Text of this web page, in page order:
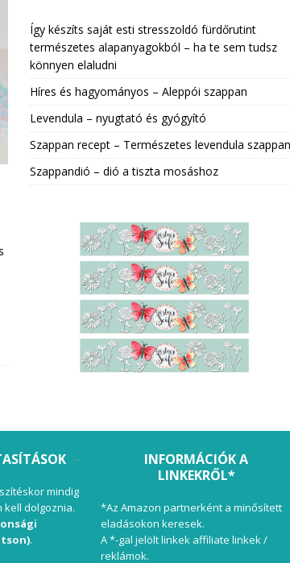
Így készíts saját esti stresszoldó fürdőrutint
természetes alapanyagokból – ha te sem tudsz
könnyen elaludni
Híres és hagyományos – Aleppói szappan
Levendula – nyugtató és gyógyító
Szappan recept – Természetes levendula szappan
Szappandió – dió a tiszta mosáshoz
mindig
dolgoznia.
.
INFORMÁCIÓK A
LINKEKRŐL*
*Az Amazon partnerként a minősített
eladásokon keresek.
A *-gal jelölt linkek affiliate linkek /
reklámok.